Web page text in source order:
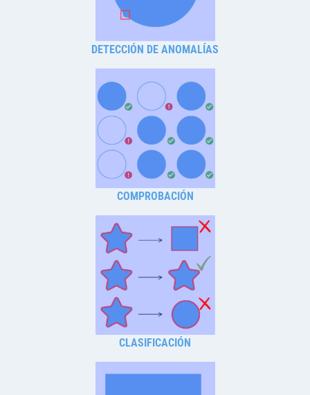
DETECCIÓN DE ANOMALÍAS
COMPROBACIÓN
CLASIFICACIÓN